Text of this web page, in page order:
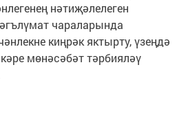
нәтиҗәлелеген
чараларында
киңрәк яктырту, үзеңдә
мөнәсәбәт тәрбияләү